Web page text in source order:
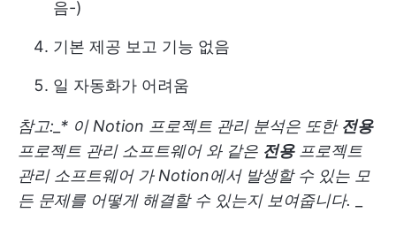
음-)
기본 제공 보고 기능 없음
일 자동화가 어려움
참고:_* 이 Notion 프로젝트 관리 분석은 또한 전용
프로젝트 관리 소프트웨어 와 같은 전용 프로젝트
관리 소프트웨어 가 Notion에서 발생할 수 있는 모
든 문제를 어떻게 해결할 수 있는지 보여줍니다.